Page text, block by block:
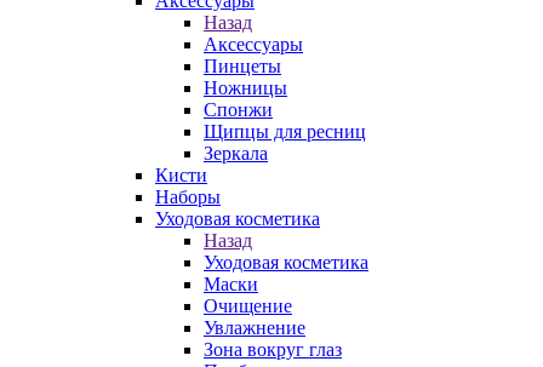
Назад
Аксессуары
Пинцеты
Ножницы
Спонжи
Щипцы для ресниц
Зеркала
Кисти
Наборы
Уходовая косметика
Назад
Уходовая косметика
Маски
Очищение
Увлажнение
Зона вокруг глаз